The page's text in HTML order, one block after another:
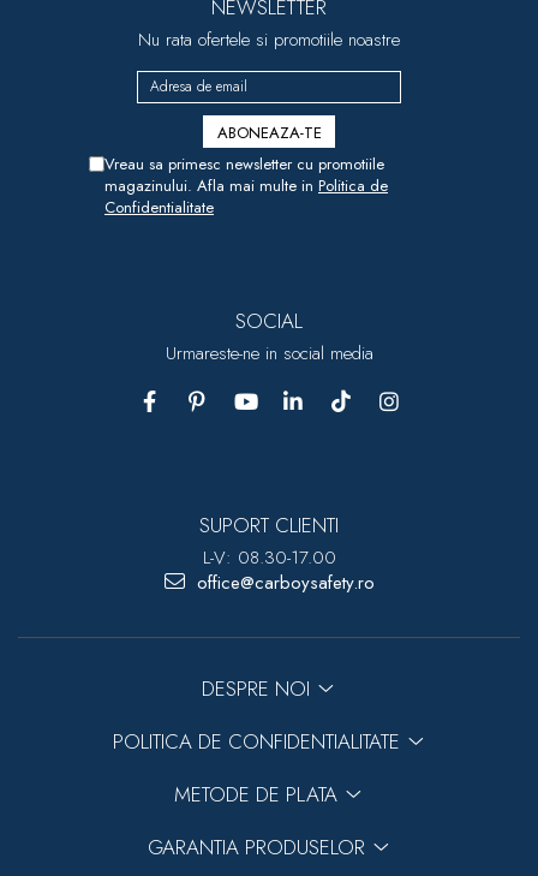
NEWSLETTER
Nu rata ofertele si promotiile noastre
Vreau sa primesc newsletter cu promotiile
magazinului. Afla mai multe in Politica de
Confidentialitate
SOCIAL
Urmareste-ne in social media
SUPORT CLIENTI
L-V: 08.30-17.00
office@carboysafety.ro
DESPRE NOI
POLITICA DE CONFIDENTIALITATE
METODE DE PLATA
GARANTIA PRODUSELOR